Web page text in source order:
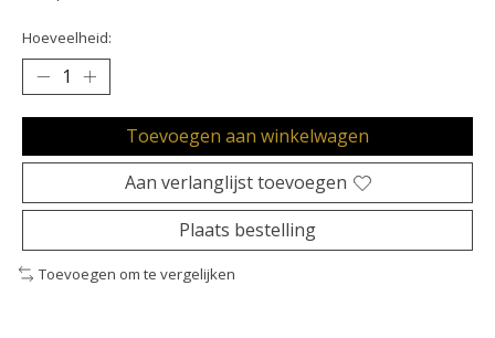
Hoeveelheid:
Toevoegen aan winkelwagen
Aan verlanglijst toevoegen
Plaats bestelling
Toevoegen om te vergelijken